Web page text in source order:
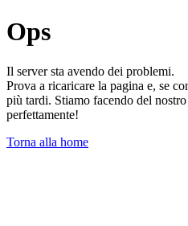
Ops
Il server sta avendo dei problemi.
Prova a ricaricare la pagina e, se
più tardi. Stiamo facendo del
perfettamente!
Torna alla home